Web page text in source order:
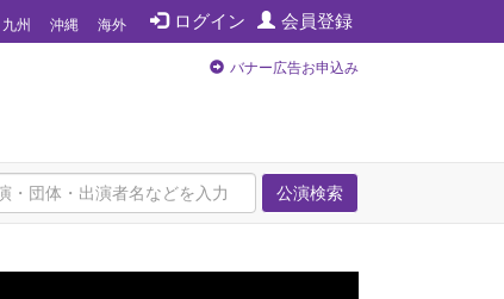
ログイン 会員登録
九州 沖縄 海外
バナー広告お申込み
公演検索